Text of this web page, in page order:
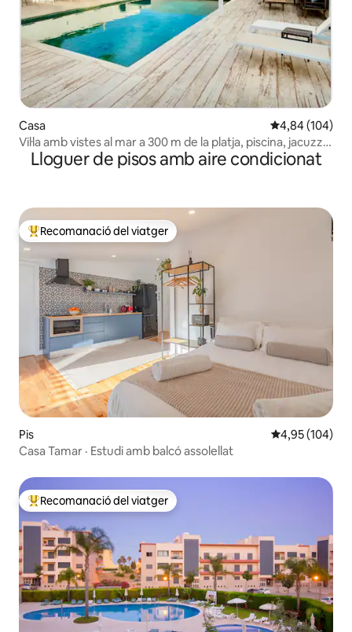
Casa 4,84 de
4,84 (104)
Vil·la amb vistes al mar a 300 m de la platja, piscina, jacuzzi,
aire condicionat
Lloguer de pisos amb aire condicionat
Principals recomanacions dels viatgers
Recomanació del viatger
Pis 4,95 de
4,95 (104)
Casa Tamar · Estudi amb balcó assolellat
Principals recomanacions dels viatgers
Recomanació del viatger